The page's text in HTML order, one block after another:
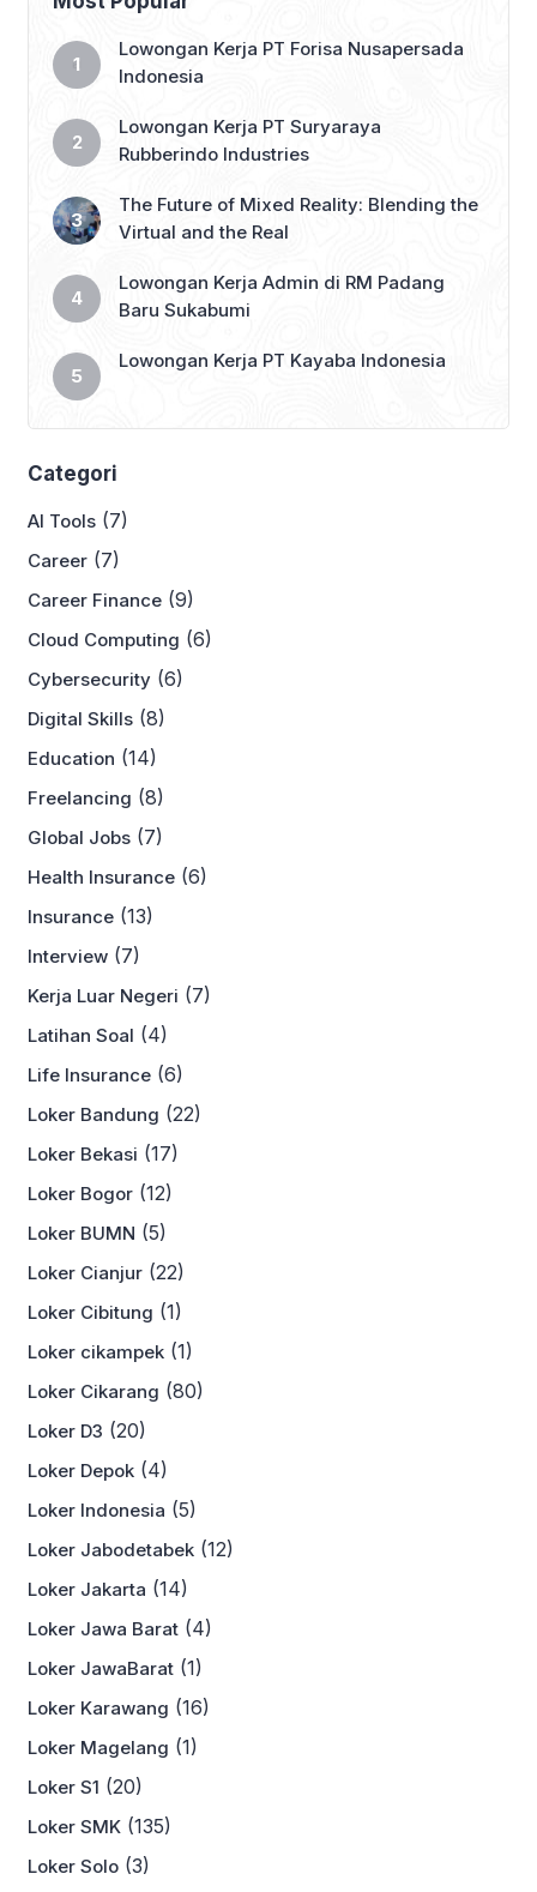
Lowongan Kerja PT Forisa Nusapersada
Indonesia
Lowongan Kerja PT Suryaraya
Rubberindo Industries
The Future of Mixed Reality: Blending the
Virtual and the Real
Lowongan Kerja Admin di RM Padang
Baru Sukabumi
Lowongan Kerja PT Kayaba Indonesia
Categori
AI Tools (7)
Career (7)
Career Finance (9)
Cloud Computing (6)
Cybersecurity (6)
Digital Skills (8)
Education (14)
Freelancing (8)
Global Jobs (7)
Health Insurance (6)
Insurance (13)
Interview (7)
Kerja Luar Negeri (7)
Latihan Soal (4)
Life Insurance (6)
Loker Bandung (22)
Loker Bekasi (17)
Loker Bogor (12)
Loker BUMN (5)
Loker Cianjur (22)
Loker Cibitung (1)
Loker cikampek (1)
Loker Cikarang (80)
Loker D3 (20)
Loker Depok (4)
Loker Indonesia (5)
Loker Jabodetabek (12)
Loker Jakarta (14)
Loker Jawa Barat (4)
Loker JawaBarat (1)
Loker Karawang (16)
Loker Magelang (1)
Loker S1 (20)
Loker SMK (135)
Loker Solo (3)